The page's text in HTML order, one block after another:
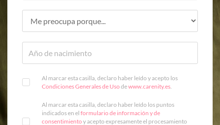
Al marcar esta casilla, declaro haber leído y acepto los
Condiciones Generales de Uso dewww.carenity.es.
Al marcar esta casilla, declaro haber leído los puntos
indicados en el formulario de información y de
consentimiento y acepto expresamente el procesamiento